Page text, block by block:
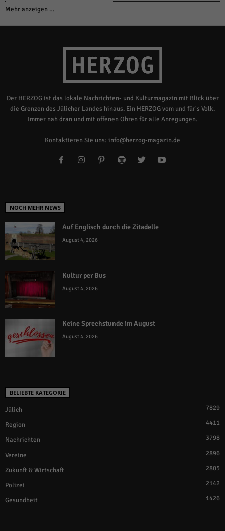
Mehr anzeigen …
Der HERZOG ist das lokale Nachrichten- und Kulturmagazin mit Blick über
die Grenzen des Jülicher Landes hinaus. Ein HERZOG vom und für's Volk.
Immer nah dran und mit offenen Ohren für alle Anregungen.
Kontaktieren Sie uns: info@herzog-magazin.de
NOCH MEHR NEWS
Auf Englisch durch die Zitadelle
August 4, 2026
Kultur per Bus
August 4, 2026
Keine Sprechstunde im August
August 4, 2026
BELIEBTE KATEGORIE
Jülich 7829
Region 4411
Nachrichten 3798
Vereine 2896
Zukunft & Wirtschaft 2805
Polizei 2142
Gesundheit 1426